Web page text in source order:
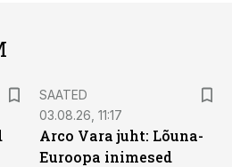
SAATED
03.08.26, 11:17
Arco Vara juht: Lõuna-
Euroopa inimesed